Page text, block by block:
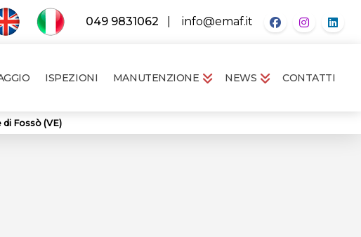
049 9831062 info@emaf.it
ISPEZIONI MANUTENZIONE NEWS CONTATTI
Fossò (VE)